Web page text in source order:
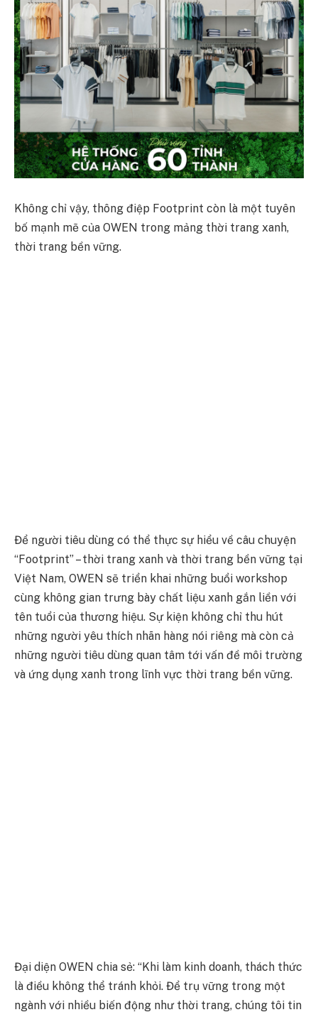
Không chỉ vậy, thông điệp Footprint còn là một tuyên
bố mạnh mẽ của OWEN trong mảng thời trang xanh,
thời trang bền vững.
Để người tiêu dùng có thể thực sự hiểu về câu chuyện
“Footprint” – thời trang xanh và thời trang bền vững tại
Việt Nam, OWEN sẽ triển khai những buổi workshop
cùng không gian trưng bày chất liệu xanh gắn liền với
tên tuổi của thương hiệu. Sự kiện không chỉ thu hút
những người yêu thích nhãn hàng nói riêng mà còn cả
những người tiêu dùng quan tâm tới vấn đề môi trường
và ứng dụng xanh trong lĩnh vực thời trang bền vững.
Đại diện OWEN chia sẻ: “Khi làm kinh doanh, thách thức
là điều không thể tránh khỏi. Để trụ vững trong một
ngành với nhiều biến động như thời trang, chúng tôi tin